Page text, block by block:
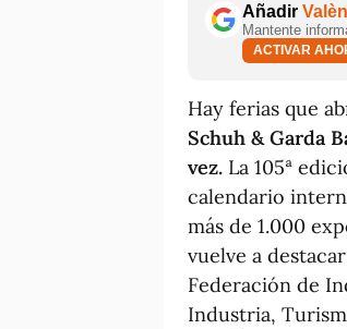
Añadir
Mantente
ACTIVAR
Hay ferias que
Schuh & Garda
vez. La 105ª
calendario
más de 1.000
vuelve a
Federación de
Industria,